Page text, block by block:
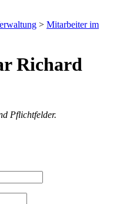
> Mitarbeiter im
Richard
Pflichtfelder.